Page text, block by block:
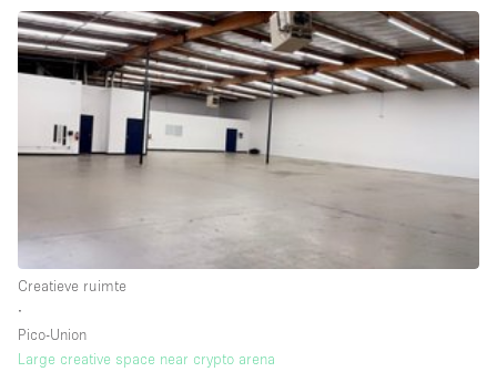
Overige
Restaurant / Bar / Café
Salon
Unieke ruimte
Vrachtwagen
Winkel delen
Creatieve ruimte
∙
Pico-Union
Large creative space near crypto arena